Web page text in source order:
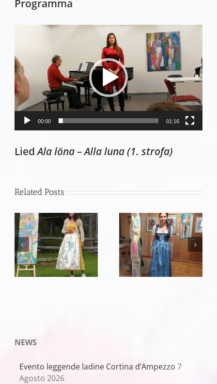
Programma
00:00 01:16
LiedAla löna – Alla luna (1. strofa)
Related Posts
NEWS
Evento leggende ladine Cortina d’Ampezzo 7
Agosto 2026